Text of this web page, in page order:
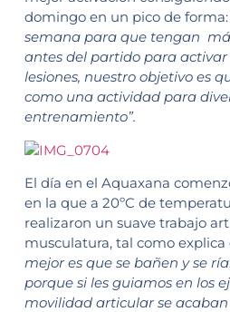
domingo en un pico de forma:
semana para que tengan
antes del partido para
lesiones, nuestro objetivo es
como una actividad para
entrenamiento”.
El día en el Aquaxana
en la que a 20ºC de
realizaron un suave trabajo
musculatura, tal como explica
mejor es que se bañen y se
porque si les guiamos en los
movilidad articular se